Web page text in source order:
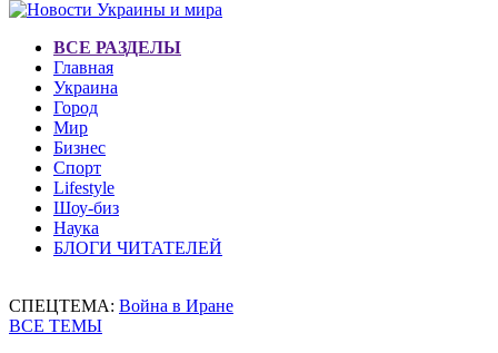
ВСЕ РАЗДЕЛЫ
Главная
Украина
Город
Мир
Бизнес
Спорт
Lifestyle
Шоу-биз
Наука
БЛОГИ ЧИТАТЕЛЕЙ
СПЕЦТЕМА: Война в Иране
ВСЕ ТЕМЫ